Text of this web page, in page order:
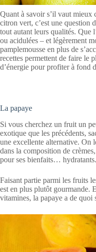
Quant à savoir s’il vaut
citron vert, c’est une question
tout autant leurs qualités. Que
ou acidulées – et légèrement
pamplemousse en plus de
recettes permettent de faire le
d’énergie pour profiter à fond
La papaye
Si vous cherchez un fruit un
exotique que les précédents,
une excellente alternative. On
dans la composition de
pour ses bienfaits… hydratants.
Faisant partie parmi les fruits
est en plus plutôt gourmande.
vitamines, la papaye a de quoi